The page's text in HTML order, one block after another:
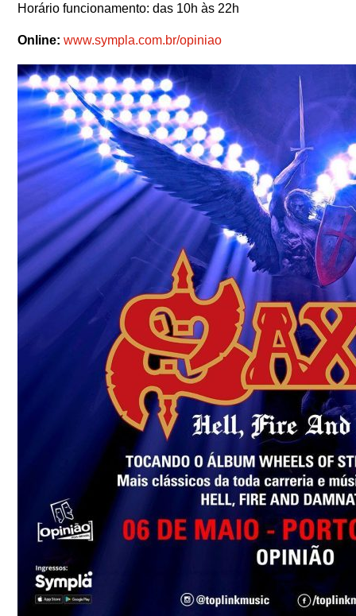
Horário funcionamento: das 10h às 22h
Online:www.sympla.com.br/opiniao